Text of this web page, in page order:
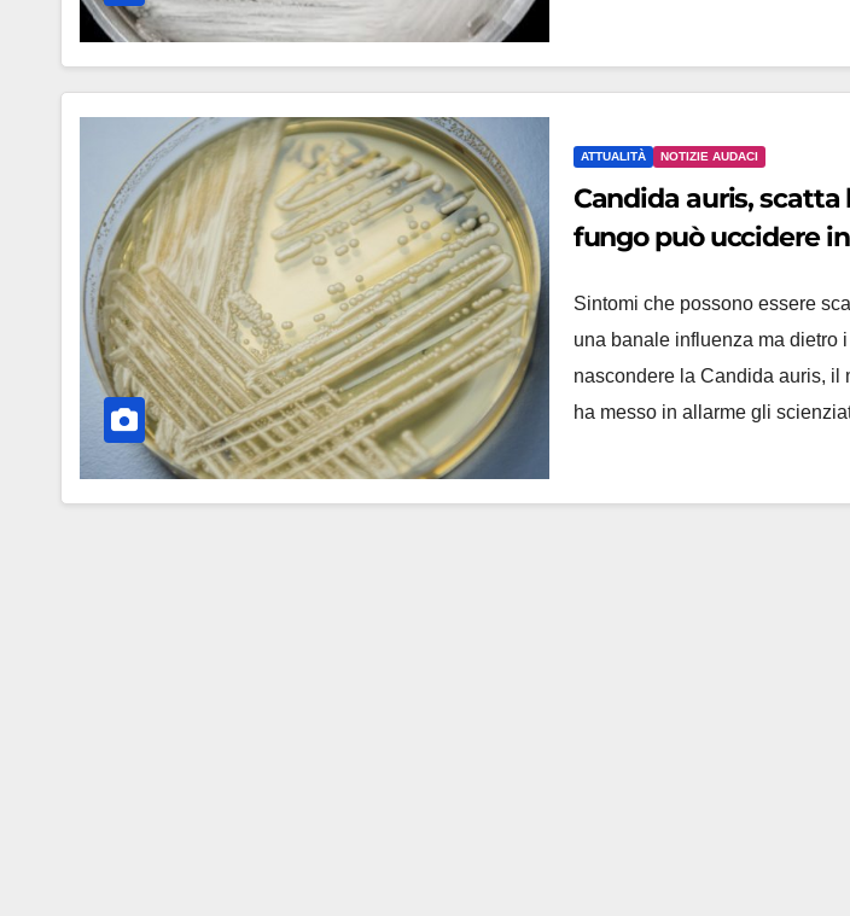
ATTUALITÀ NOTIZIE AUDACI
Candida auris, scatta
fungo può uccidere
Sintomi che possono essere
una banale influenza ma dietro
nascondere la Candida auris, il
ha messo in allarme gli